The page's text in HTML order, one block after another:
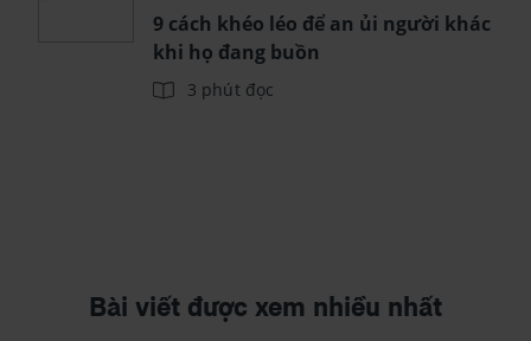
9 cách khéo léo để an ủi người khác
khi họ đang buồn
3 phút đọc
Bài viết được xem nhiều nhất